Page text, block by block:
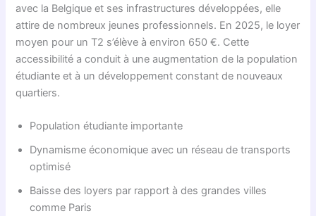
avec la Belgique et ses infrastructures développées, elle
attire de nombreux jeunes professionnels. En 2025, le loyer
moyen pour un T2 s’élève à environ 650 €. Cette
accessibilité a conduit à une augmentation de la population
étudiante et à un développement constant de nouveaux
quartiers.
Population étudiante importante
Dynamisme économique avec un réseau de transports
optimisé
Baisse des loyers par rapport à des grandes villes
comme Paris